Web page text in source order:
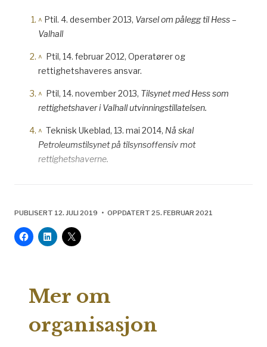
^ Ptil. 4. desember 2013, Varsel om pålegg til Hess –
Valhall
^ Ptil, 14. februar 2012, Operatører og
rettighetshaveres ansvar.
^ Ptil, 14. november 2013, Tilsynet med Hess som
rettighetshaver i Valhall utvinningstillatelsen.
^ Teknisk Ukeblad, 13. mai 2014, Nå skal
Petroleumstilsynet på tilsynsoffensiv mot
rettighetshaverne.
PUBLISERT 12. JULI 2019 • OPPDATERT 25. FEBRUAR 2021
Mer om
organisasjon